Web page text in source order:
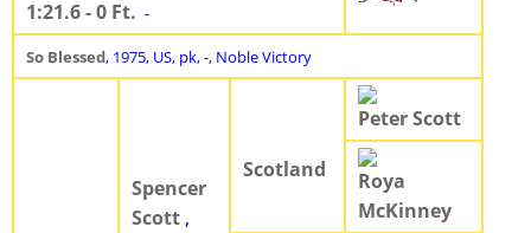
1:21.6 - 0 Ft. -
So Blessed, 1975, US, pk, -, Noble Victory
Spencer
Scott ,
Scotland
Peter Scott
Roya
McKinney